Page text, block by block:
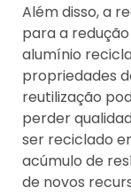
Além disso, a
para a
alumínio
propriedades
reutilização
perder
ser reciclado
acúmulo de
de novos